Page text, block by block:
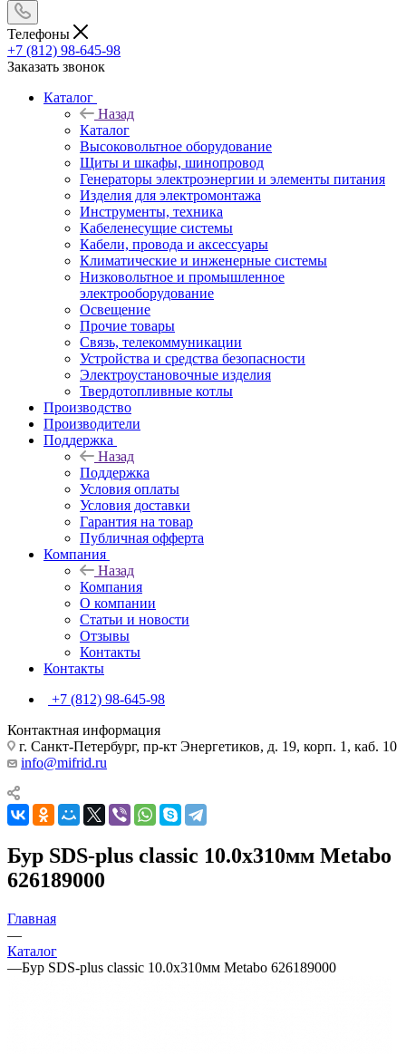
Телефоны
+7 (812) 98-645-98
Заказать звонок
Каталог
Назад
Каталог
Высоковольтное оборудование
Щиты и шкафы, шинопровод
Генераторы электроэнергии и элементы питания
Изделия для электромонтажа
Инструменты, техника
Кабеленесущие системы
Кабели, провода и аксессуары
Климатические и инженерные системы
Низковольтное и промышленное
электрооборудование
Освещение
Прочие товары
Связь, телекоммуникации
Устройства и средства безопасности
Электроустановочные изделия
Твердотопливные котлы
Производство
Производители
Поддержка
Назад
Поддержка
Условия оплаты
Условия доставки
Гарантия на товар
Публичная офферта
Компания
Назад
Компания
О компании
Статьи и новости
Отзывы
Контакты
Контакты
+7 (812) 98-645-98
Контактная информация
г. Санкт-Петербург, пр-кт Энергетиков, д. 19, корп. 1, каб. 10
info@mifrid.ru
Бур SDS-plus classic 10.0х310мм Metabo
626189000
Главная
—
Каталог
—Бур SDS-plus classic 10.0х310мм Metabo 626189000